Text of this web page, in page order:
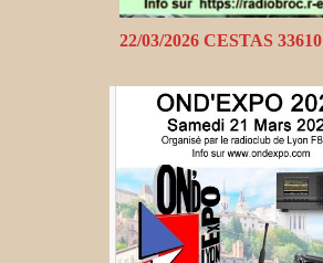
22/03/2026 CESTAS 33610